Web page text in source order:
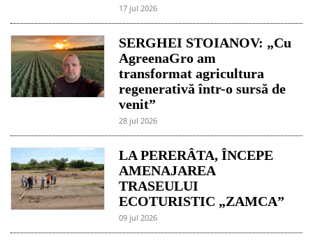
17 jul 2026
SERGHEI STOIANOV: „Cu
AgreenaGro am
transformat agricultura
regenerativă într-o sursă de
venit”
28 jul 2026
LA PERERÂTA, ÎNCEPE
AMENAJAREA
TRASEULUI
ECOTURISTIC „ZAMCA”
09 jul 2026